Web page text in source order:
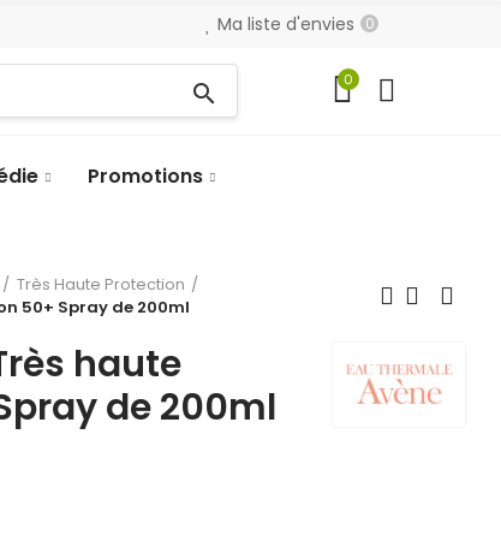
Ma liste d'envies 0
search 0
Promotions
Très Haute Protection
50+ Spray de 200ml
haute
de 200ml